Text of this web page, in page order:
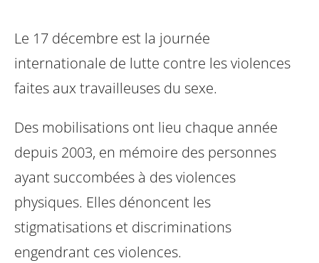
Le 17 décembre est la journée
internationale de lutte contre les violences
faites aux travailleuses du sexe.
Des mobilisations ont lieu chaque année
depuis 2003, en mémoire des personnes
ayant succombées à des violences
physiques. Elles dénoncent les
stigmatisations et discriminations
engendrant ces violences.